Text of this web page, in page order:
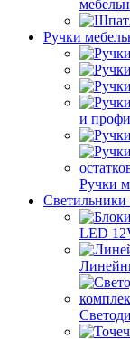
Ручки
и
Ручки
Светильники
LED